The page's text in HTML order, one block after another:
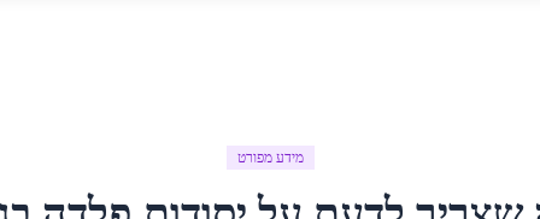
מידע מפורט